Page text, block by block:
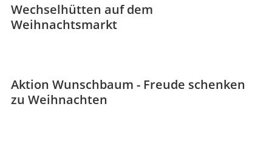
Wechselhütten auf dem
Weihnachtsmarkt
Aktion Wunschbaum - Freude schenken
zu Weihnachten